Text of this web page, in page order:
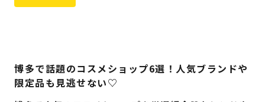
博多で話題のコスメショップ6選！人気ブランドや
限定品も見逃せない♡